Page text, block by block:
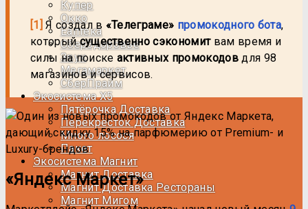
Купер
Окко
Еаптека
CберЗдоровье
Звук
Мегамаркет
СберПрайм
Экосистема Х5
Пятёрочка Доставка
Перекрёсток Доставка
Много лосося
Пакет
Экосистема Магнит
Магнит Доставка
Магнит Доставка Рестораны
Магнит Мигом
[1] Я создал в «Телеграме» промокодного бота,
которыйсущественно сэкономитвам время и
силы на поиске активных промокодовдля 98
магазинов и сервисов.
«Яндекс Маркет»